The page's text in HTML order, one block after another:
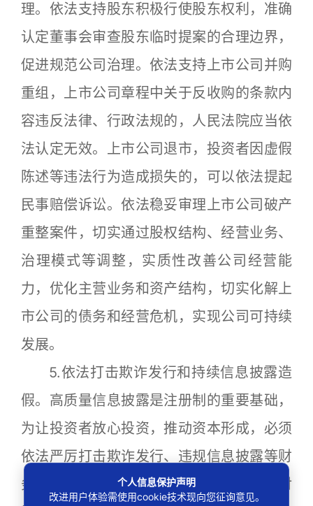
理。依法支持股东积极行使股东权利，准确
认定董事会审查股东临时提案的合理边界，
促进规范公司治理。依法支持上市公司并购
重组，上市公司章程中关于反收购的条款内
容违反法律、行政法规的，人民法院应当依
法认定无效。上市公司退市，投资者因虚假
陈述等违法行为造成损失的，可以依法提起
民事赔偿诉讼。依法稳妥审理上市公司破产
重整案件，切实通过股权结构、经营业务、
治理模式等调整，实质性改善公司经营能
力，优化主营业务和资产结构，切实化解上
市公司的债务和经营危机，实现公司可持续
发展。
5.依法打击欺诈发行和持续信息披露造
假。高质量信息披露是注册制的重要基础，
为让投资者放心投资，推动资本形成，必须
依法严厉打击欺诈发行、违规信息披露等财
务造假违法犯罪。监管部门要进一步加大对
个人信息保护声明
改进用户体验需使用cookie技术现向您征询意见。